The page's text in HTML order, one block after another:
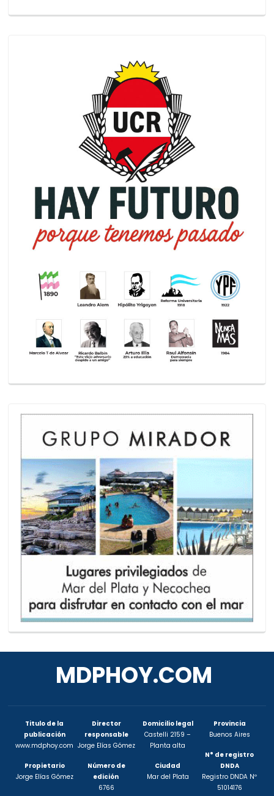
MDPHOY.COM
Titulo de la
publicación
www.mdphoy.com
Propietario
Jorge Elías Gómez
Director
responsable
Jorge Elías Gómez
Número de
edición
6766
Domicilio legal
Castelli 2159 –
Planta alta
Ciudad
Mar del Plata
Provincia
Buenos Aires
N° de registro
DNDA
Registro DNDA Nº
51014176